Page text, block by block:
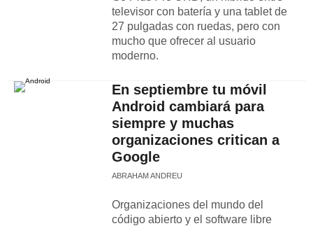
televisor con batería y una tablet de
27 pulgadas con ruedas, pero con
mucho que ofrecer al usuario
moderno.
En septiembre tu móvil
Android cambiará para
siempre y muchas
organizaciones critican a
Google
ABRAHAM ANDREU
Organizaciones del mundo del
código abierto y el software libre